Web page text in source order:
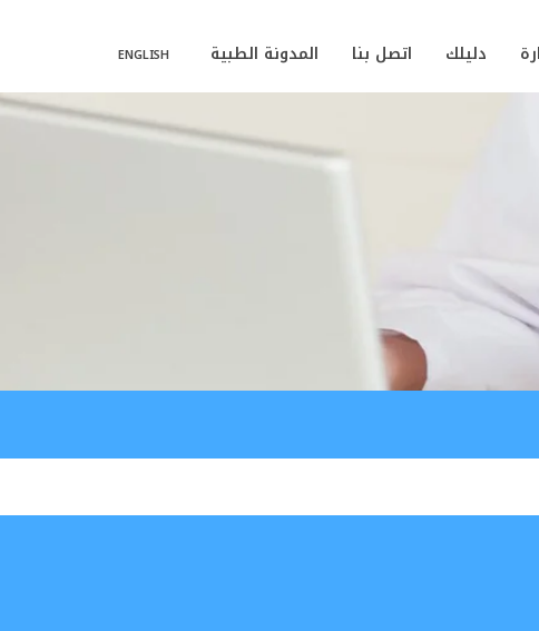
دليلك اتصل بنا المدونة الطبية ENGLISH